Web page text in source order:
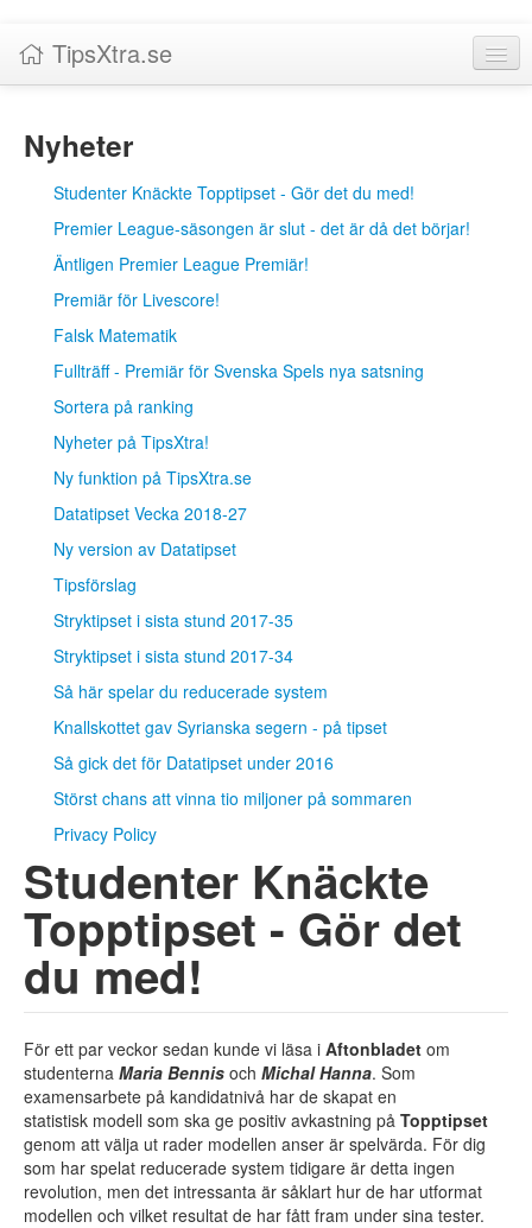
TipsXtra.se
Tabeller
Livescore!
Tipsförslag
Statistik
Liverättning
Logga in / Skapa konto
Om TipsXtra.se
Nyheter
Studenter Knäckte Topptipset - Gör det du med!
Premier League-säsongen är slut - det är då det börjar!
Äntligen Premier League Premiär!
Premiär för Livescore!
Falsk Matematik
Fullträff - Premiär för Svenska Spels nya satsning
Sortera på ranking
Nyheter på TipsXtra!
Ny funktion på TipsXtra.se
Datatipset Vecka 2018-27
Ny version av Datatipset
Tipsförslag
Stryktipset i sista stund 2017-35
Stryktipset i sista stund 2017-34
Så här spelar du reducerade system
Knallskottet gav Syrianska segern - på tipset
Så gick det för Datatipset under 2016
Störst chans att vinna tio miljoner på sommaren
Privacy Policy
Studenter Knäckte
Topptipset - Gör det
du med!
För ett par veckor sedan kunde vi läsa i Aftonbladet om
studenterna Maria Bennis och Michal Hanna. Som
examensarbete på kandidatnivå har de skapat en
statistisk modell som ska ge positiv avkastning på Topptipset
genom att välja ut rader modellen anser är spelvärda. För dig
som har spelat reducerade system tidigare är detta ingen
revolution, men det intressanta är såklart hur de har utformat
modellen och vilket resultat de har fått fram under sina tester.